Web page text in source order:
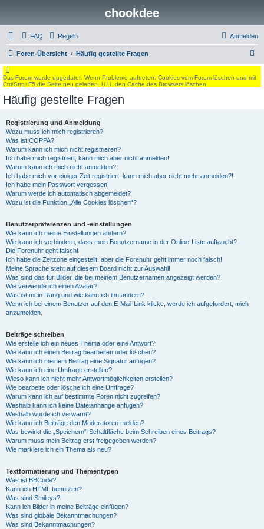
chookdee
FAQ Regeln Anmelden
Foren-Übersicht Häufig gestellte Fragen
u
Das Forum wurde upgedatet. Wenn Probleme auftreten: Cookies vom Forum löschen und mit
Ctrl/Strg+F5 die Seite neu geladen. U.U. den Cache des Browsers löschen.
Häufig gestellte Fragen
Registrierung und Anmeldung
Wozu muss ich mich registrieren?
Was ist COPPA?
Warum kann ich mich nicht registrieren?
Ich habe mich registriert, kann mich aber nicht anmelden!
Warum kann ich mich nicht anmelden?
Ich habe mich vor einiger Zeit registriert, kann mich aber nicht mehr anmelden?!
Ich habe mein Passwort vergessen!
Warum werde ich automatisch abgemeldet?
Wozu ist die Funktion „Alle Cookies löschen“?
Benutzerpräferenzen und -einstellungen
Wie kann ich meine Einstellungen ändern?
Wie kann ich verhindern, dass mein Benutzername in der Online-Liste auftaucht?
Die Forenuhr geht falsch!
Ich habe die Zeitzone eingestellt, aber die Forenuhr geht immer noch falsch!
Meine Sprache steht auf diesem Board nicht zur Auswahl!
Was sind das für Bilder, die bei meinem Benutzernamen angezeigt werden?
Wie verwende ich einen Avatar?
Was ist mein Rang und wie kann ich ihn ändern?
Wenn ich bei einem Benutzer auf den E-Mail-Link klicke, werde ich aufgefordert, mich
anzumelden.
Beiträge schreiben
Wie erstelle ich ein neues Thema oder eine Antwort?
Wie kann ich einen Beitrag bearbeiten oder löschen?
Wie kann ich meinem Beitrag eine Signatur anfügen?
Wie kann ich eine Umfrage erstellen?
Wieso kann ich nicht mehr Antwortmöglichkeiten erstellen?
Wie bearbeite oder lösche ich eine Umfrage?
Warum kann ich auf bestimmte Foren nicht zugreifen?
Weshalb kann ich keine Dateianhänge anfügen?
Weshalb wurde ich verwarnt?
Wie kann ich Beiträge den Moderatoren melden?
Was bewirkt die „Speichern“-Schaltfläche beim Schreiben eines Beitrags?
Warum muss mein Beitrag erst freigegeben werden?
Wie markiere ich ein Thema als neu?
Textformatierung und Thementypen
Was ist BBCode?
Kann ich HTML benutzen?
Was sind Smileys?
Kann ich Bilder in meine Beiträge einfügen?
Was sind globale Bekanntmachungen?
Was sind Bekanntmachungen?